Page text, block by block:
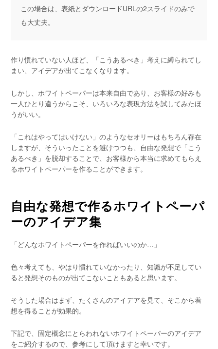
この場合は、表紙とダウンロードURLの2スライドのみで
も大丈夫。
作り慣れていない人ほど、「こうあるべき」考えに縛られてし
まい、アイデアが出てこなくなります。
しかし、ホワイトペーパーは本来自由であり、お客様の好みも
一人ひとり違うからこそ、いろいろな表現方法を試してみたほ
うがいい。
「これはやってはいけない」のようなセオリーはもちろん存在
しますが、そういったことを避けつつも、自由な発想で「こう
あるべき」を脱却することで、お客様から本当に求めてもらえ
るホワイトペーパーを作ることができます。
自由な発想で作るホワイトペーパ
ーのアイデア集
「どんなホワイトペーパーを作ればいいのか…」
色々考えても、やはり慣れていなかったり、知識が不足してい
ると発想そのものが出てこないこともあると思います。
そうした場合はまず、たくさんのアイデアを見て、そこから着
想を得ることが効果的。
下記で、固定概念にとらわれないホワイトペーパーのアイデア
をご紹介するので、参考にして頂けますと幸いです。